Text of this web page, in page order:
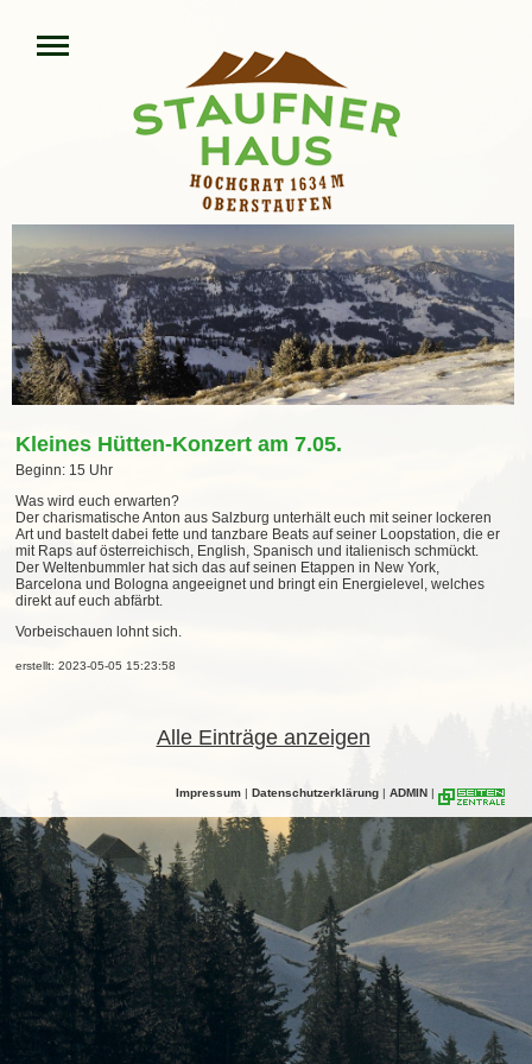
Kleines Hütten-Konzert am 7.05.
Beginn: 15 Uhr
Was wird euch erwarten?
Der charismatische Anton aus Salzburg unterhält euch mit seiner lockeren
Art und bastelt dabei fette und tanzbare Beats auf seiner Loopstation, die er
mit Raps auf österreichisch, English, Spanisch und italienisch schmückt.
Der Weltenbummler hat sich das auf seinen Etappen in New York,
Barcelona und Bologna angeeignet und bringt ein Energielevel, welches
direkt auf euch abfärbt.
Vorbeischauen lohnt sich.
erstellt: 2023-05-05 15:23:58
Alle Einträge anzeigen
Impressum | Datenschutzerklärung | ADMIN |